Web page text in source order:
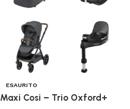
ESAURITO
Maxi Cosi – Trio Oxford+